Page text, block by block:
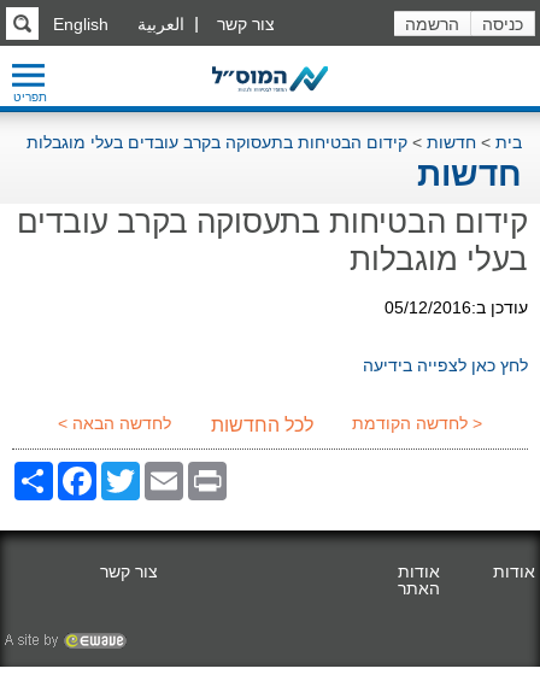
כניסה הרשמה English العربية צור קשר
תפריט
בית > חדשות > קידום הבטיחות בתעסוקה בקרב עובדים בעלי מוגבלות
חדשות
קידום הבטיחות בתעסוקה בקרב עובדים
בעלי מוגבלות
עודכן ב:05/12/2016
לחץ כאן לצפייה בידיעה
< לחדשה הקודמת לכל החדשות לחדשה הבאה >
ShareFacebookTwitter Email Print
אודות
אודות
האתר
צור קשר